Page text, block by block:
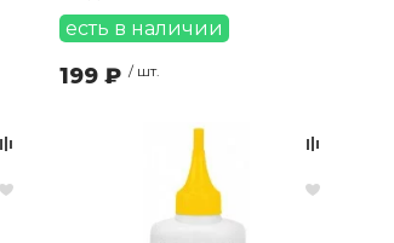
есть в наличии
199 ₽ / шт.